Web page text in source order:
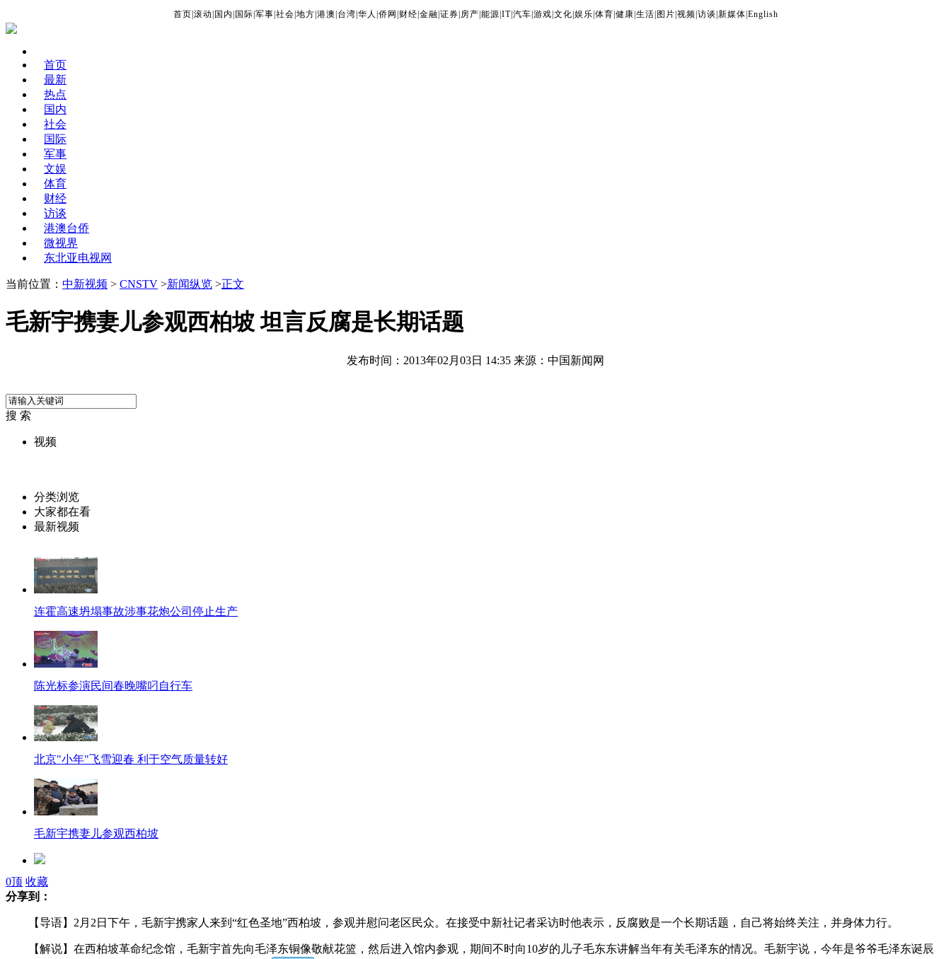
首页 滚动 国内 国际 军事 社会 地方 港澳 台湾 华人 侨网 财经 金融 证券 房产 能源 IT| 汽车 游戏 文化 娱乐 体育 健康 生活 图片 视频 访谈 新媒体 English
首页
最新
热点
国内
社会
国际
军事
文娱
体育
财经
访谈
港澳台侨
微视界
东北亚电视网
当前位置： 中新视频 > CNSTV >新闻纵览 >正文
毛新宇携妻儿参观西柏坡 坦言反腐是长期话题
发布时间：2013年02月03日 14:35 来源：中国新闻网
搜 索
视频
分类浏览
大家都在看
最新视频
连霍高速坍塌事故涉事花炮公司停止生产
陈光标参演民间春晚嘴叼自行车
北京"小年"飞雪迎春 利于空气质量转好
毛新宇携妻儿参观西柏坡
义昌大桥爆炸坍塌初步认定为重大责任事故
女子掉下天桥瞬间被路人拉住
0顶 收藏
分享到：
【导语】2月2日下午，毛新宇携家人来到“红色圣地”西柏坡，参观并慰问老区民众。在接受中新社记者采访时他表示，反腐败是一个长期话题，自己将始终关注，并身体力行。
【解说】在西柏坡革命纪念馆，毛新宇首先向毛泽东铜像敬献花篮，然后进入馆内参观，期间不时向10岁的儿子毛东东讲解当年有关毛泽东的情况。毛新宇说，今年是爷爷毛泽东诞辰